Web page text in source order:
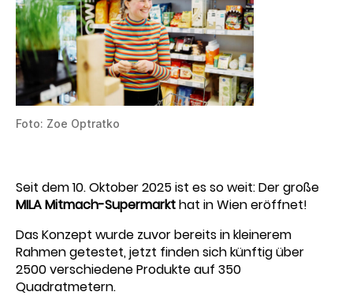
Foto: Zoe Optratko
Seit dem 10. Oktober 2025 ist es so weit: Der große
MILA Mitmach-Supermarkthat in Wien eröffnet!
Das Konzept wurde zuvor bereits in kleinerem
Rahmen getestet, jetzt finden sich künftig über
2500 verschiedene Produkte auf 350
Quadratmetern.